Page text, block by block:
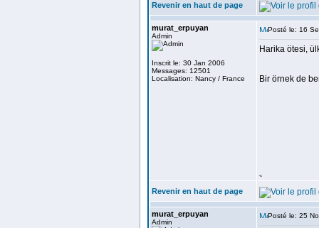
Revenir en haut de page
murat_erpuyan
Admin
Inscrit le: 30 Jan 2006
Messages: 12501
Localisation: Nancy / France
Posté le: 16
Harika ötesi,
Bir örnek de
<
Revenir en haut de page
murat_erpuyan
Admin
Posté le: 25